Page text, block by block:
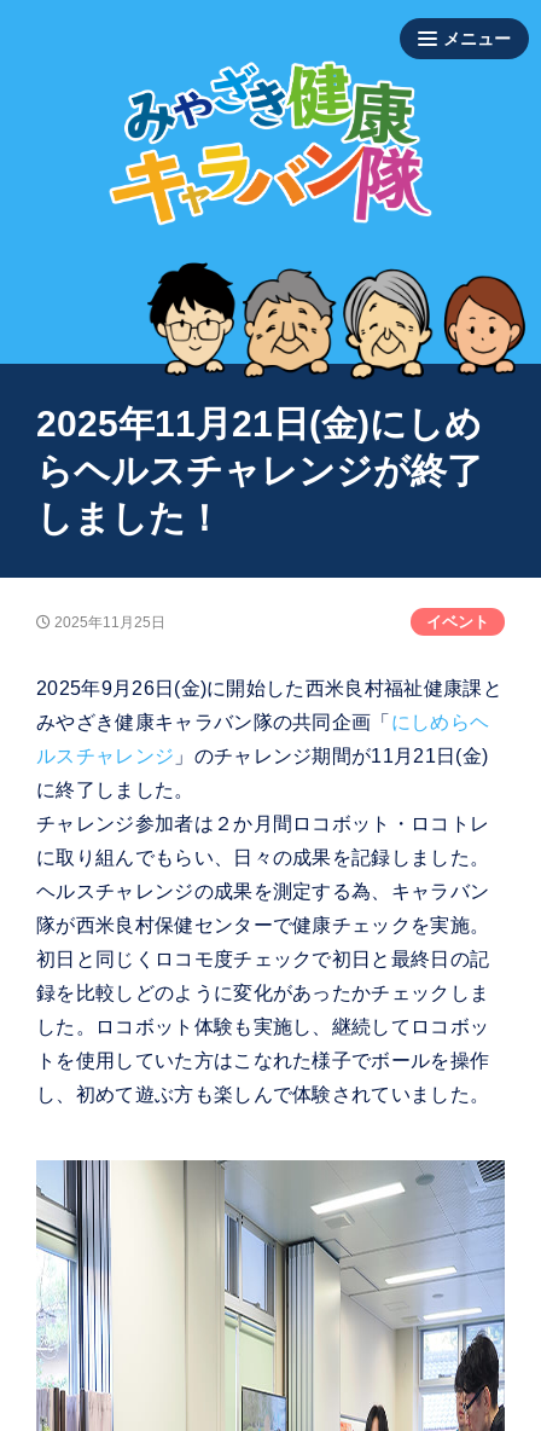
2025年11月21日(金)にしめ
らヘルスチャレンジが終了
しました！
2025年11月25日 イベント
2025年9月26日(金)に開始した西米良村福祉健康課と
みやざき健康キャラバン隊の共同企画「 にしめらヘ
ルスチャレンジ 」のチャレンジ期間が11月21日(金)
に終了しました。
チャレンジ参加者は２か月間ロコボット・ロコトレ
に取り組んでもらい、日々の成果を記録しました。
ヘルスチャレンジの成果を測定する為、キャラバン
隊が西米良村保健センターで健康チェックを実施。
初日と同じくロコモ度チェックで初日と最終日の記
録を比較しどのように変化があったかチェックしま
した。ロコボット体験も実施し、継続してロコボッ
トを使用していた方はこなれた様子でボールを操作
し、初めて遊ぶ方も楽しんで体験されていました。